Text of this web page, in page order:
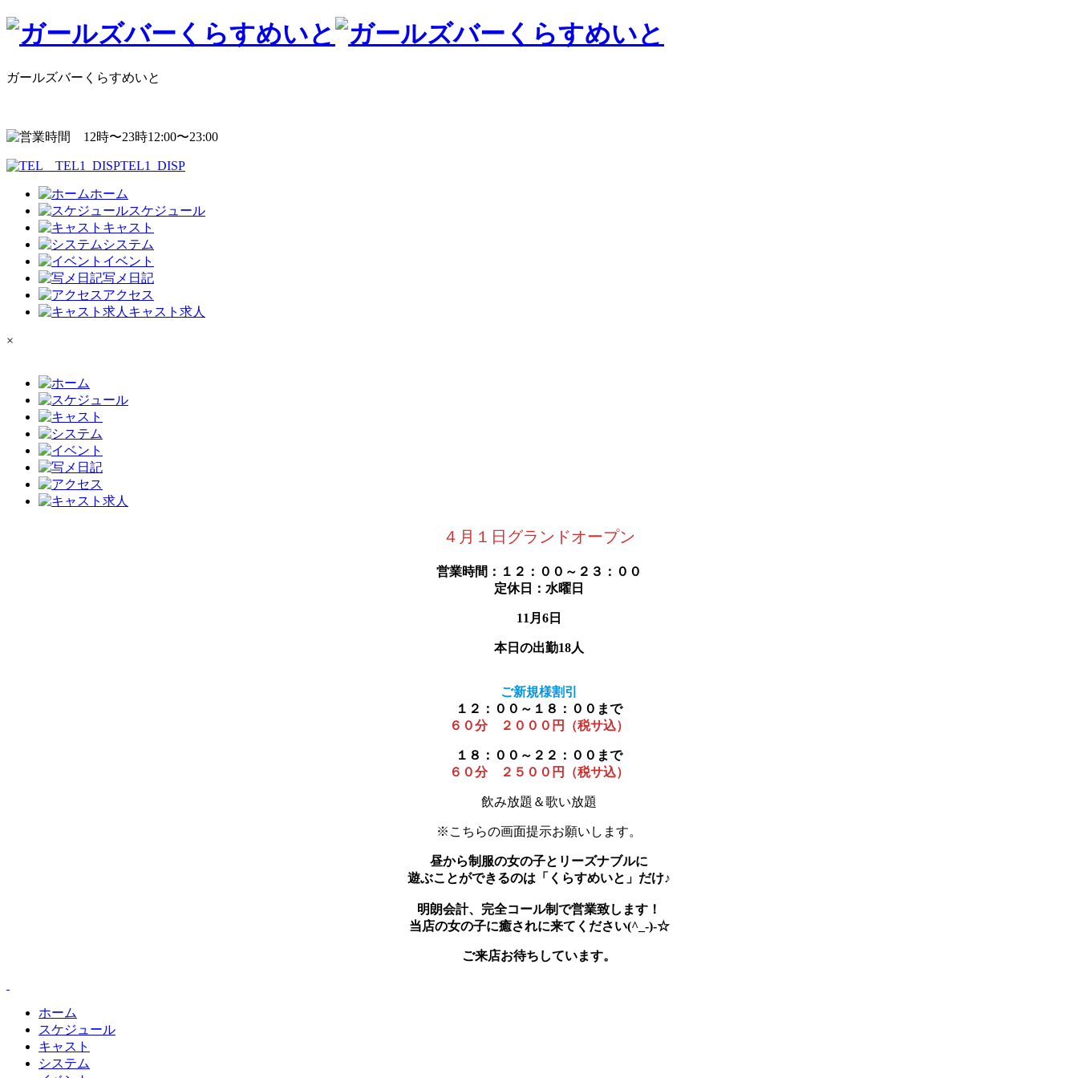
ガールズバーくらすめいと
12:00〜23:00
TEL1_DISP
ホーム
スケジュール
キャスト
システム
イベント
写メ日記
アクセス
キャスト求人
×
４月１日グランドオープン
営業時間：１２：００～２３：００
定休日：水曜日
11月6日
本日の出勤18人
ご新規様割引
１２：００～１８：００まで
６０分 ２０００円（税サ込）
１８：００～２２：００まで
６０分 ２５００円（税サ込）
飲み放題＆歌い放題
※こちらの画面提示お願いします。
昼から制服の女の子とリーズナブルに
遊ぶことができるのは「くらすめいと」だけ♪
明朗会計、完全コール制で営業致します！
当店の女の子に癒されに来てください(^_-)-☆
ご来店お待ちしています。
ホーム
スケジュール
キャスト
システム